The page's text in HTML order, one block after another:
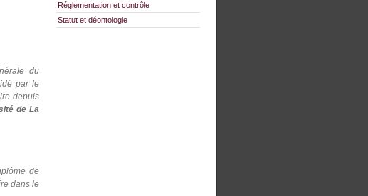
Réglementation et contrôle
Statut et déontologie
du
par le
depuis
de La
de
dans le